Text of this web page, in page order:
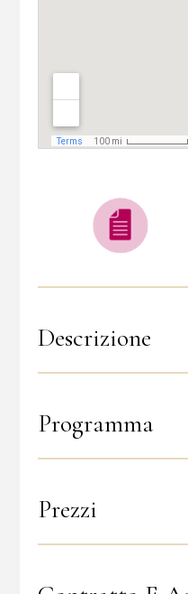
Descrizione
Programma
Prezzi